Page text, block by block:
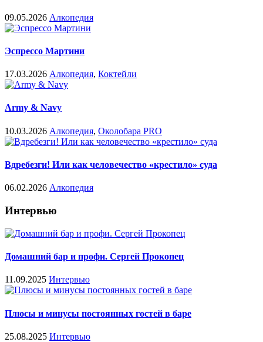
09.05.2026 Алкопедия
Эспрессо Мартини
17.03.2026 Алкопедия, Коктейли
Army & Navy
10.03.2026 Алкопедия, Околобара PRO
Вдребезги! Или как человечество «крестило» суда
06.02.2026 Алкопедия
Интервью
Домашний бар и профи. Сергей Прокопец
11.09.2025 Интервью
Плюсы и минусы постоянных гостей в баре
25.08.2025 Интервью